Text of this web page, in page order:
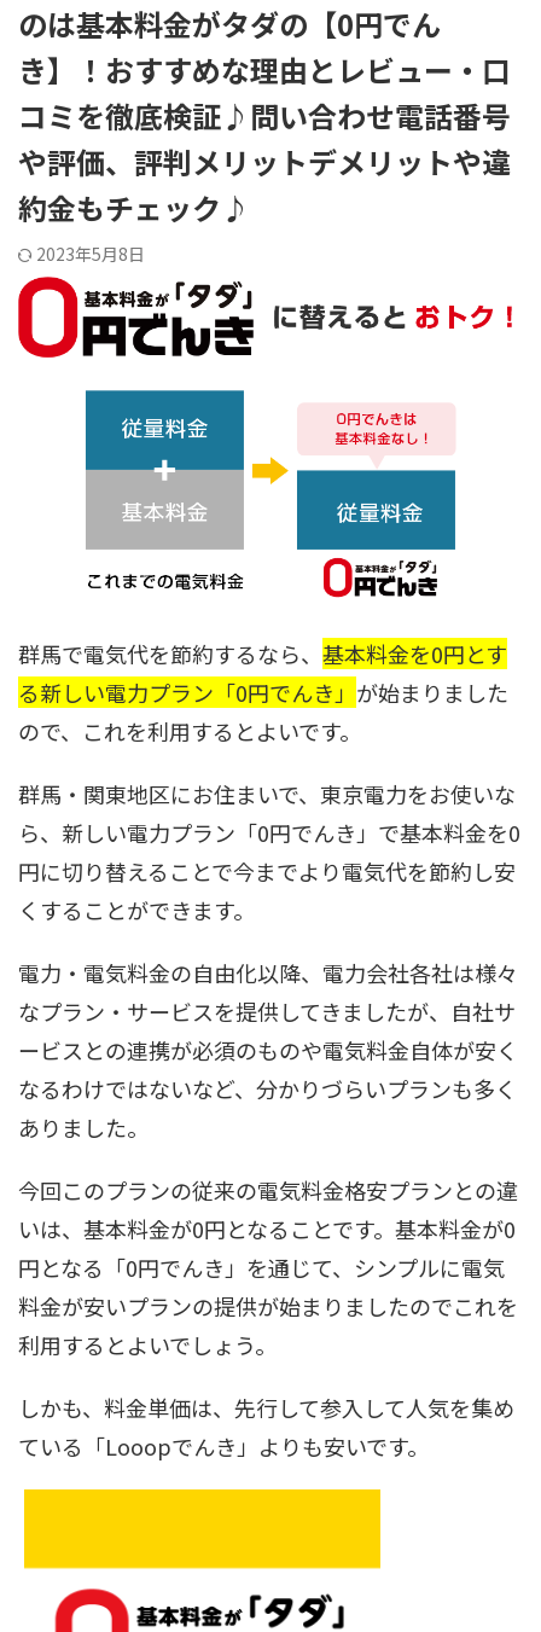
のは基本料金がタダの【0円でん
き】！おすすめな理由とレビュー・口
コミを徹底検証♪問い合わせ電話番号
や評価、評判メリットデメリットや違
約金もチェック♪
2023年5月8日
群馬で電気代を節約するなら、 基本料金を0円とす
る新しい電力プラン「0円でんき」 が始まりました
ので、これを利用するとよいです。
群馬・関東地区にお住まいで、東京電力をお使いな
ら、新しい電力プラン「0円でんき」で基本料金を0
円に切り替えることで今までより電気代を節約し安
くすることができます。
電力・電気料金の自由化以降、電力会社各社は様々
なプラン・サービスを提供してきましたが、自社サ
ービスとの連携が必須のものや電気料金自体が安く
なるわけではないなど、分かりづらいプランも多く
ありました。
今回このプランの従来の電気料金格安プランとの違
いは、基本料金が0円となることです。基本料金が0
円となる「0円でんき」を通じて、シンプルに電気
料金が安いプランの提供が始まりましたのでこれを
利用するとよいでしょう。
しかも、料金単価は、先行して参入して人気を集め
ている「Looopでんき」よりも安いです。